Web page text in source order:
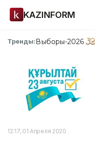
KAZINFORM
Тренды:Выборы-2026
12:17, 01 Апреля 2020